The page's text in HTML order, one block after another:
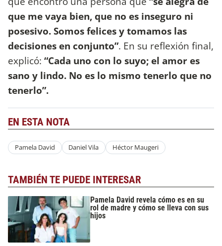
que me vaya bien, que no es inseguro ni
posesivo. Somos felices y tomamos las
decisiones en conjunto”. En su reflexión final,
explicó: “Cada uno con lo suyo; el amor es
sano y lindo. No es lo mismo tenerlo que no
tenerlo”.
EN ESTA NOTA
Pamela David Daniel Vila Héctor Maugeri
TAMBIÉN TE PUEDE INTERESAR
Pamela David revela cómo es en su
rol de madre y cómo se lleva con sus
hijos